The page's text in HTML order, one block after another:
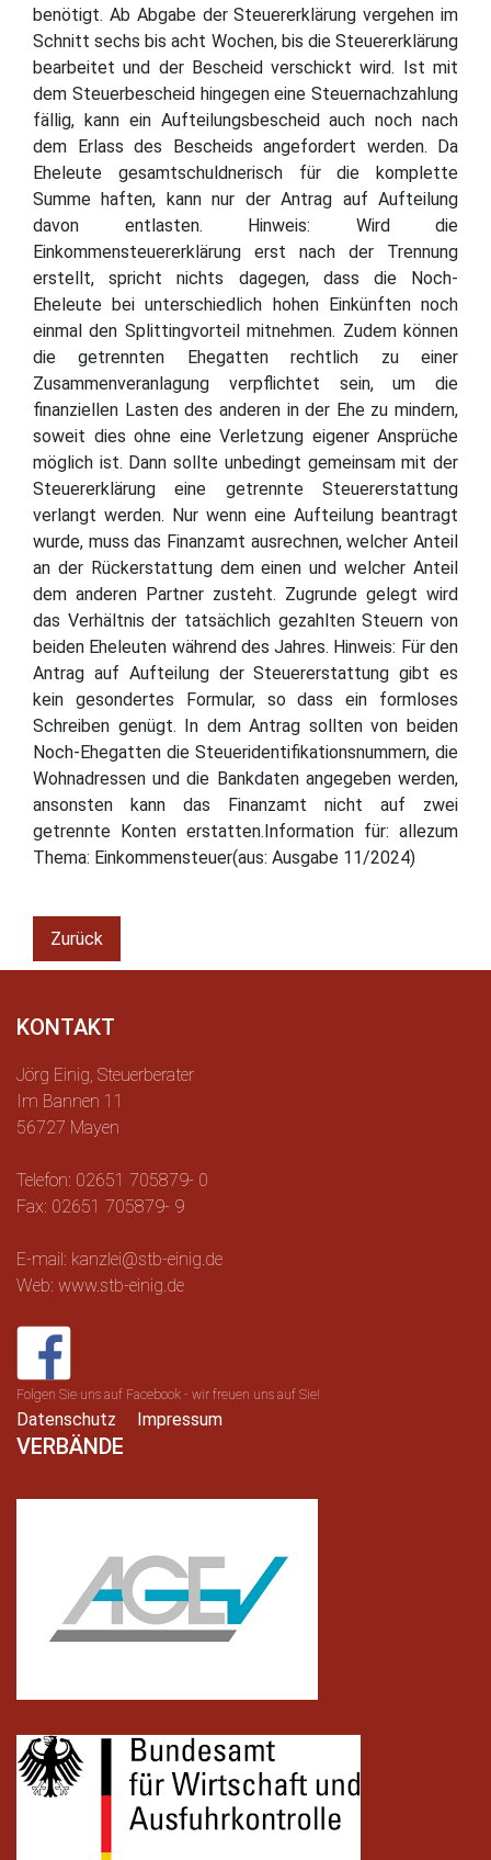
benötigt. Ab Abgabe der Steuererklärung vergehen im
Schnitt sechs bis acht Wochen, bis die Steuererklärung
bearbeitet und der Bescheid verschickt wird. Ist mit
dem Steuerbescheid hingegen eine Steuernachzahlung
fällig, kann ein Aufteilungsbescheid auch noch nach
dem Erlass des Bescheids angefordert werden. Da
Eheleute gesamtschuldnerisch für die komplette
Summe haften, kann nur der Antrag auf Aufteilung
davon entlasten. Hinweis: Wird die
Einkommensteuererklärung erst nach der Trennung
erstellt, spricht nichts dagegen, dass die Noch-
Eheleute bei unterschiedlich hohen Einkünften noch
einmal den Splittingvorteil mitnehmen. Zudem können
die getrennten Ehegatten rechtlich zu einer
Zusammenveranlagung verpflichtet sein, um die
finanziellen Lasten des anderen in der Ehe zu mindern,
soweit dies ohne eine Verletzung eigener Ansprüche
möglich ist. Dann sollte unbedingt gemeinsam mit der
Steuererklärung eine getrennte Steuererstattung
verlangt werden. Nur wenn eine Aufteilung beantragt
wurde, muss das Finanzamt ausrechnen, welcher Anteil
an der Rückerstattung dem einen und welcher Anteil
dem anderen Partner zusteht. Zugrunde gelegt wird
das Verhältnis der tatsächlich gezahlten Steuern von
beiden Eheleuten während des Jahres. Hinweis: Für den
Antrag auf Aufteilung der Steuererstattung gibt es
kein gesondertes Formular, so dass ein formloses
Schreiben genügt. In dem Antrag sollten von beiden
Noch-Ehegatten die Steueridentifikationsnummern, die
Wohnadressen und die Bankdaten angegeben werden,
ansonsten kann das Finanzamt nicht auf zwei
getrennte Konten erstatten.Information für: allezum
Thema: Einkommensteuer(aus: Ausgabe 11/2024)
Zurück
KONTAKT
Jörg Einig, Steuerberater
Im Bannen 11
56727 Mayen
Telefon: 02651 705879- 0
Fax: 02651 705879- 9
E-mail: kanzlei@stb-einig.de
Web: www.stb-einig.de
Folgen Sie uns auf Facebook - wir freuen uns auf Sie!
Datenschutz Impressum
VERBÄNDE